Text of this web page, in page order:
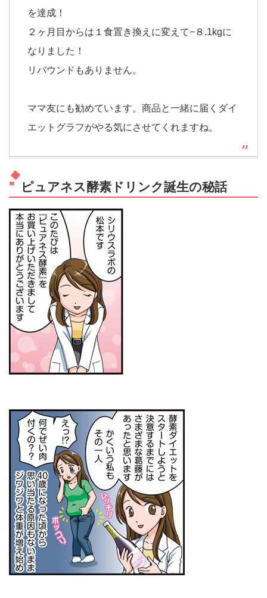
を達成！
２ヶ月目からは１食置き換えに変えて−８.1kgに
なりました！
リバウンドもありません。
ママ友にも勧めています。商品と一緒に届くダイ
エットグラフがやる気にさせてくれますね。
ピュアネス酵素ドリンク誕生の秘話